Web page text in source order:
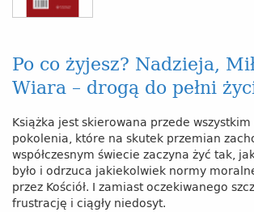
Po co żyjesz? Nadzieja,
Wiara – drogą do pełni
Książka jest skierowana przede wszystkim
pokolenia, które na skutek przemian
współczesnym świecie zaczyna żyć tak,
było i odrzuca jakiekolwiek normy
przez Kościół. I zamiast oczekiwanego
frustrację i ciągły niedosyt.